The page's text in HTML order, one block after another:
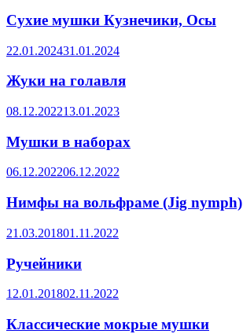
Сухие мушки Кузнечики, Осы
22.01.202431.01.2024
Жуки на голавля
08.12.202213.01.2023
Мушки в наборах
06.12.202206.12.2022
Нимфы на вольфраме (Jig nymph)
21.03.201801.11.2022
Ручейники
12.01.201802.11.2022
Классические мокрые мушки